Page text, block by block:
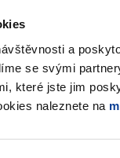
a
se svými
které jste jim
naleznete na